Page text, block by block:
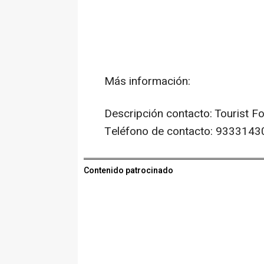
Más información:
Descripción contacto: Tourist
Teléfono de contacto:
Contenido patrocinado